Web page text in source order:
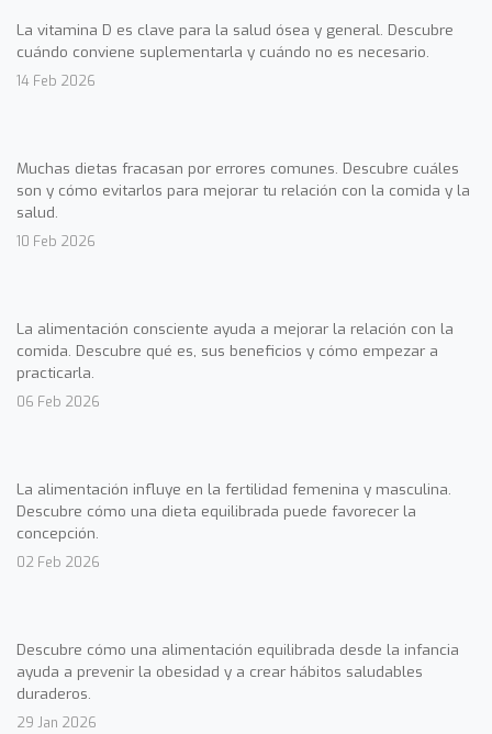
La vitamina D es clave para la salud ósea y general. Descubre
cuándo conviene suplementarla y cuándo no es necesario.
14 Feb 2026
Muchas dietas fracasan por errores comunes. Descubre cuáles
son y cómo evitarlos para mejorar tu relación con la comida y la
salud.
10 Feb 2026
La alimentación consciente ayuda a mejorar la relación con la
comida. Descubre qué es, sus beneficios y cómo empezar a
practicarla.
06 Feb 2026
La alimentación influye en la fertilidad femenina y masculina.
Descubre cómo una dieta equilibrada puede favorecer la
concepción.
02 Feb 2026
Descubre cómo una alimentación equilibrada desde la infancia
ayuda a prevenir la obesidad y a crear hábitos saludables
duraderos.
29 Jan 2026